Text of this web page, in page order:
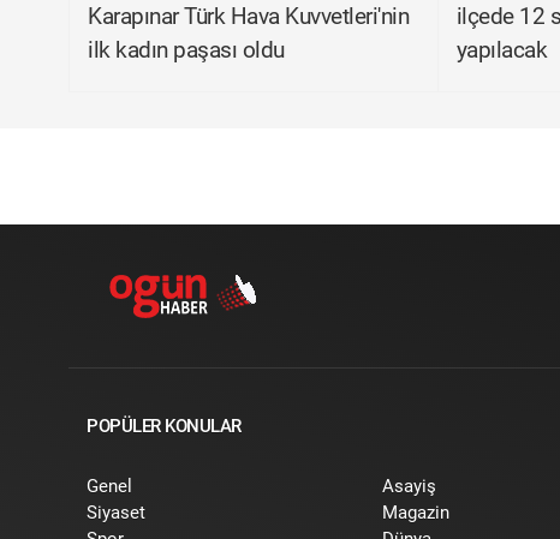
Karapınar Türk Hava Kuvvetleri'nin
ilk kadın paşası oldu
ilçede 12
yapılacak
POPÜLER KONULAR
Genel
Siyaset
Asayiş
Magazin